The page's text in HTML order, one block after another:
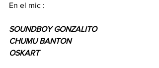
En el mic :
SOUNDBOY GONZALITO
CHUMU BANTON
OSKART